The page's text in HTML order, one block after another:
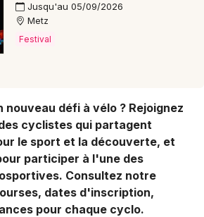
Jusqu'au 05/09/2026
Metz
Festival
nouveau défi à vélo ? Rejoignez
cyclistes qui partagent
le sport et la découverte, et
participer à l'une des
Consultez notre
dates d'inscription,
pour chaque cyclo.